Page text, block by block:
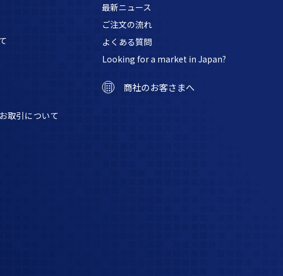
取引について
最新ニュース
ご注文の流れ
よくある質問
Looking for a market in Japan?
商社のお客さまへ